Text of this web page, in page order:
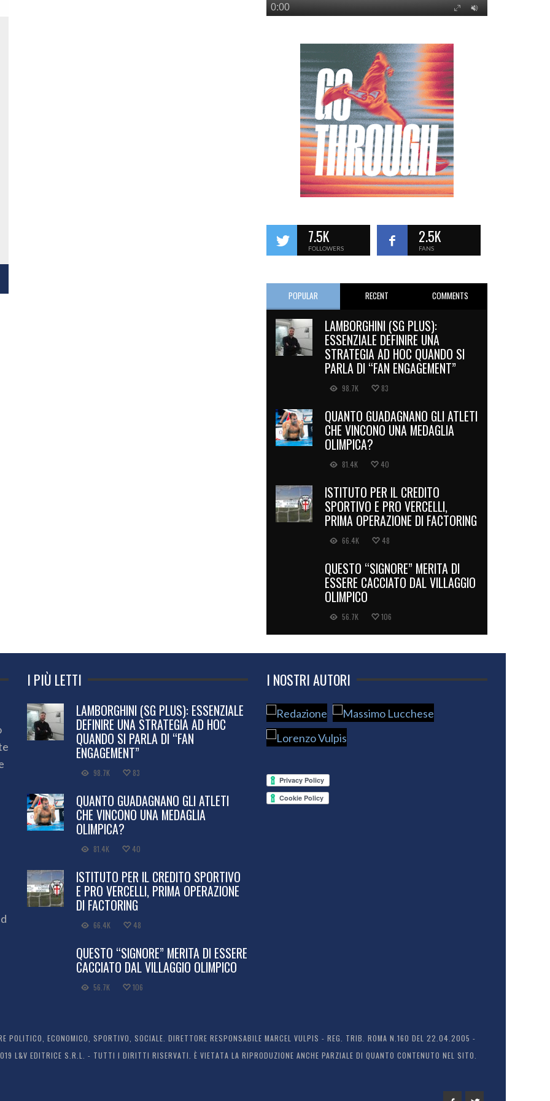
7.5K
FOLLOWERS
2.5K
FANS
POPULAR RECENT COMMENTS
LAMBORGHINI (SG PLUS):
ESSENZIALE DEFINIRE UNA
STRATEGIA AD HOC QUANDO SI
PARLA DI “FAN ENGAGEMENT”
98.7K 83
QUANTO GUADAGNANO GLI ATLETI
CHE VINCONO UNA MEDAGLIA
OLIMPICA?
81.4K 40
ISTITUTO PER IL CREDITO
SPORTIVO E PRO VERCELLI,
PRIMA OPERAZIONE DI FACTORING
66.4K 48
QUESTO “SIGNORE” MERITA DI
ESSERE CACCIATO DAL VILLAGGIO
OLIMPICO
56.7K 106
I PIÙ LETTI
LAMBORGHINI (SG PLUS): ESSENZIALE
DEFINIRE UNA STRATEGIA AD HOC
QUANDO SI PARLA DI “FAN
ENGAGEMENT”
98.7K 83
QUANTO GUADAGNANO GLI ATLETI
CHE VINCONO UNA MEDAGLIA
OLIMPICA?
81.4K 40
ISTITUTO PER IL CREDITO SPORTIVO
E PRO VERCELLI, PRIMA OPERAZIONE
DI FACTORING
66.4K 48
QUESTO “SIGNORE” MERITA DI ESSERE
CACCIATO DAL VILLAGGIO OLIMPICO
56.7K 106
I NOSTRI AUTORI
POLITICO, ECONOMICO, SPORTIVO, SOCIALE. DIRETTORE RESPONSABILE MARCEL VULPIS - REG. TRIB. ROMA N.160 DEL 22.04.2005 -
EDITRICE S.R.L. - TUTTI I DIRITTI RISERVATI. È VIETATA LA RIPRODUZIONE ANCHE PARZIALE DI QUANTO CONTENUTO NEL SITO.